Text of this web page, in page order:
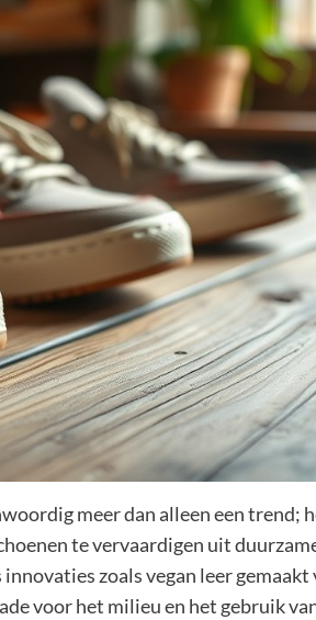
meer dan alleen een trend;
te vervaardigen uit
zoals vegan leer gemaakt
voor het milieu en het gebruik